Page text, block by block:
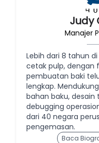
Judy
Manajer
Lebih dari 8 tahun
cetak pulp, dengan
pembuatan baki
lengkap.
bahan baku, desain
debugging
dari 40 negara
pengemasan.
Baca